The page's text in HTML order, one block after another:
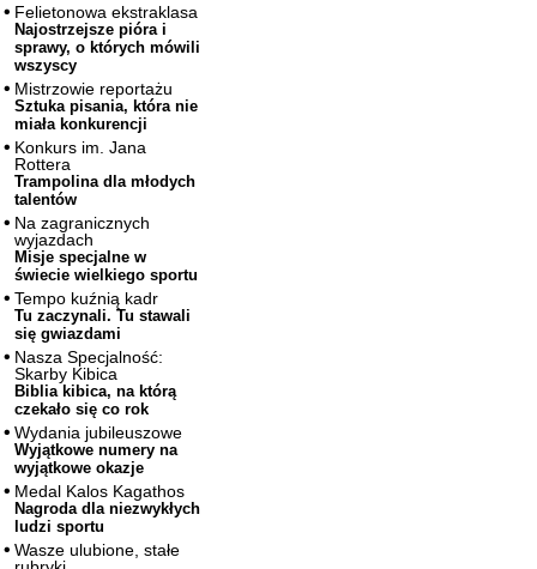
Felietonowa ekstraklasa
Najostrzejsze pióra i
sprawy, o których mówili
wszyscy
Mistrzowie reportażu
Sztuka pisania, która nie
miała konkurencji
Konkurs im. Jana
Rottera
Trampolina dla młodych
talentów
Na zagranicznych
wyjazdach
Misje specjalne w
świecie wielkiego sportu
Tempo kuźnią kadr
Tu zaczynali. Tu stawali
się gwiazdami
Nasza Specjalność:
Skarby Kibica
Biblia kibica, na którą
czekało się co rok
Wydania jubileuszowe
Wyjątkowe numery na
wyjątkowe okazje
Medal Kalos Kagathos
Nagroda dla niezwykłych
ludzi sportu
Wasze ulubione, stałe